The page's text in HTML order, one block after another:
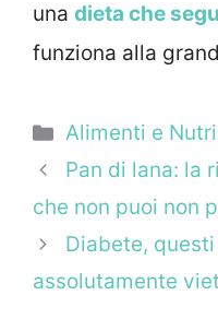
una dieta che
funziona alla
Categorie
Alimenti e
Pan di lana: la
che non puoi non
Diabete,
assolutamente